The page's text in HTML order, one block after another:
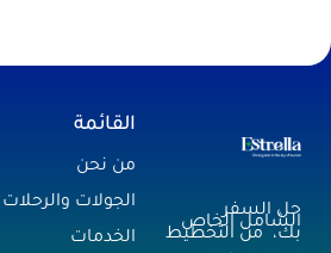
حل السفر
الشامل الخاص
بك، من التخطيط
القائمة
من نحن
الجولات والرحلات
الخدمات